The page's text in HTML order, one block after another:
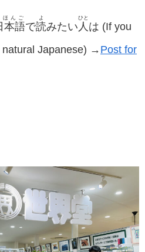
本語
ほんご
で読
よ
みたい 人
ひと
は (If you
Japanese) → Post for